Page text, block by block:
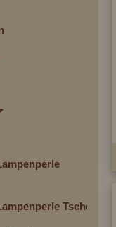
Tschechien